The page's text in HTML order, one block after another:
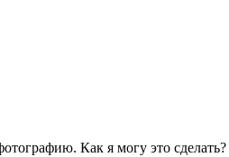
Как я могу это сделать?